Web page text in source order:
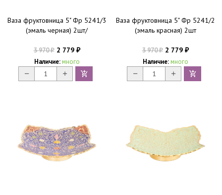
Ваза фруктовница 5" Фр 5241/3
(эмаль черная) 2шт/
3 970₽2 779 ₽
Наличие: много
Ваза фруктовница 5" Фр 5241/2
(эмаль красная) 2шт
3 970₽2 779 ₽
Наличие: много